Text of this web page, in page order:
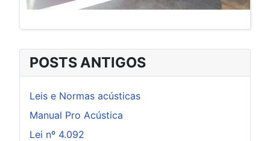
POSTS ANTIGOS
Leis e Normas acústicas
Manual Pro Acústica
Lei nº 4.092